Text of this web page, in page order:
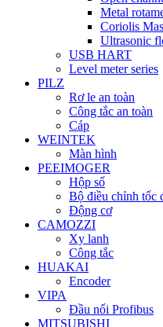
Metal
Coriolis
Ultrasonic
USB HART
Level meter series
PILZ
Rơ le an toàn
Công tắc an toàn
Cáp
WEINTEK
Màn hình
PEEIMOGER
Hộp số
Bộ điều chỉnh tốc
Động cơ
CAMOZZI
Xy lanh
Công tắc
HUAKAI
Encoder
VIPA
Đầu nối Profibus
MITSUBISHI